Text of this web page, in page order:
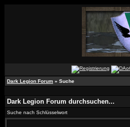
Dark Legion Forum » Suche
Dark Legion Forum durchsuchen...
Suche nach Schlüsselwort